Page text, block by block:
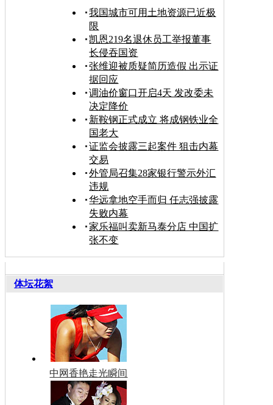
我国城市可用土地资源已近极
限
凯恩219名退休员工举报董事
长侵吞国资
张维迎被质疑简历造假 出示证
据回应
调油价窗口开启4天 发改委未
决定降价
新鞍钢正式成立 将成钢铁业全
国老大
证监会披露三起案件 狙击内幕
交易
外管局召集28家银行警示外汇
违规
华远拿地空手而归 任志强披露
失败内幕
家乐福叫卖新马泰分店 中国扩
张不变
体坛花絮
中网香艳走光瞬间